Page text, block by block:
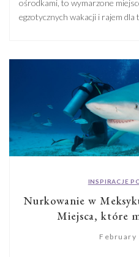
ośrodkami, to wymarzone
egzotycznych wakacji i rajem
warto zapoznać się z
się różnić w zależności od celu […]
INSPIRACJE
Nurkowanie w
Miejsca, które
February